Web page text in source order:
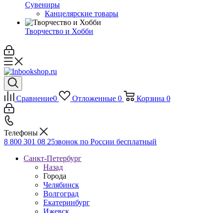
Сувениры
Канцелярские товары
Творчество и Хобби
Сравнение0 Отложенные 0 Корзина 0
Телефоны
8 800 301 08 25звонок по России бесплатный
Санкт-Петербург
Назад
Города
Челябинск
Волгоград
Екатеринбург
Ижевск